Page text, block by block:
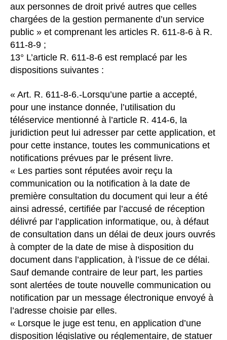
aux personnes de droit privé autres que celles
chargées de la gestion permanente d’un service
public » et comprenant les articles R. 611-8-6 à R.
611-8-9 ;
13° L’article R. 611-8-6 est remplacé par les
dispositions suivantes :
« Art. R. 611-8-6.-Lorsqu’une partie a accepté,
pour une instance donnée, l’utilisation du
téléservice mentionné à l’article R. 414-6, la
juridiction peut lui adresser par cette application, et
pour cette instance, toutes les communications et
notifications prévues par le présent livre.
« Les parties sont réputées avoir reçu la
communication ou la notification à la date de
première consultation du document qui leur a été
ainsi adressé, certifiée par l’accusé de réception
délivré par l’application informatique, ou, à défaut
de consultation dans un délai de deux jours ouvrés
à compter de la date de mise à disposition du
document dans l’application, à l’issue de ce délai.
Sauf demande contraire de leur part, les parties
sont alertées de toute nouvelle communication ou
notification par un message électronique envoyé à
l’adresse choisie par elles.
« Lorsque le juge est tenu, en application d’une
disposition législative ou réglementaire, de statuer